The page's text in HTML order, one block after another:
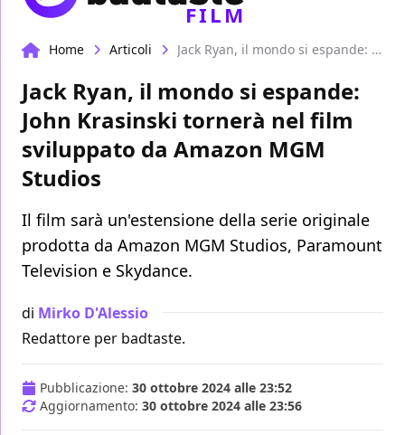
FILM
Home Articoli Jack Ryan, il mondo si espande: John Krasinski tornerà nel film sviluppato da Amazon MGM Studios
Jack Ryan, il mondo si espande:
John Krasinski tornerà nel film
sviluppato da Amazon MGM
Studios
Il film sarà un'estensione della serie originale
prodotta da Amazon MGM Studios, Paramount
Television e Skydance.
di Mirko D'Alessio
Redattore per badtaste.
Pubblicazione: 30 ottobre 2024 alle 23:52
Aggiornamento: 30 ottobre 2024 alle 23:56